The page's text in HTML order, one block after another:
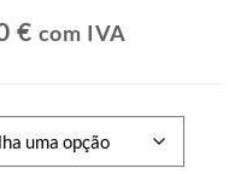
€ com IVA